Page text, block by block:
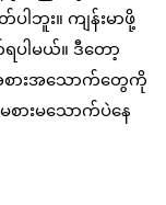
ါဘူး။ ကျန်းမာဖို့
ါမယ်။ ဒီတော့
စားအသောက်တွေကို
မစားမသောက်ပဲနေ